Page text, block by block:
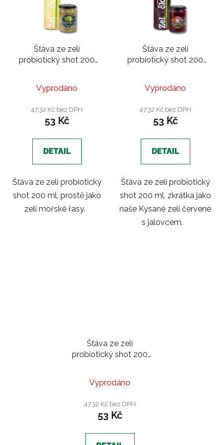
Šťáva ze zelí
probiotický shot 200
Vyprodáno
47,32 Kč bez DPH
53 Kč
DETAIL
Šťáva ze zelí probiotický
shot 200 ml, prostě jako
zelí mořské řasy.
Šťáva ze zelí
probiotický shot 200
Vyprodáno
47,32 Kč bez DPH
53 Kč
DETAIL
Šťáva ze zelí probiotický
shot 200 ml, zkrátka jako
naše Kysané zelí červené
s jalovcem.
Šťáva ze zelí
probiotický shot 200
Vyprodáno
47,32 Kč bez DPH
53 Kč